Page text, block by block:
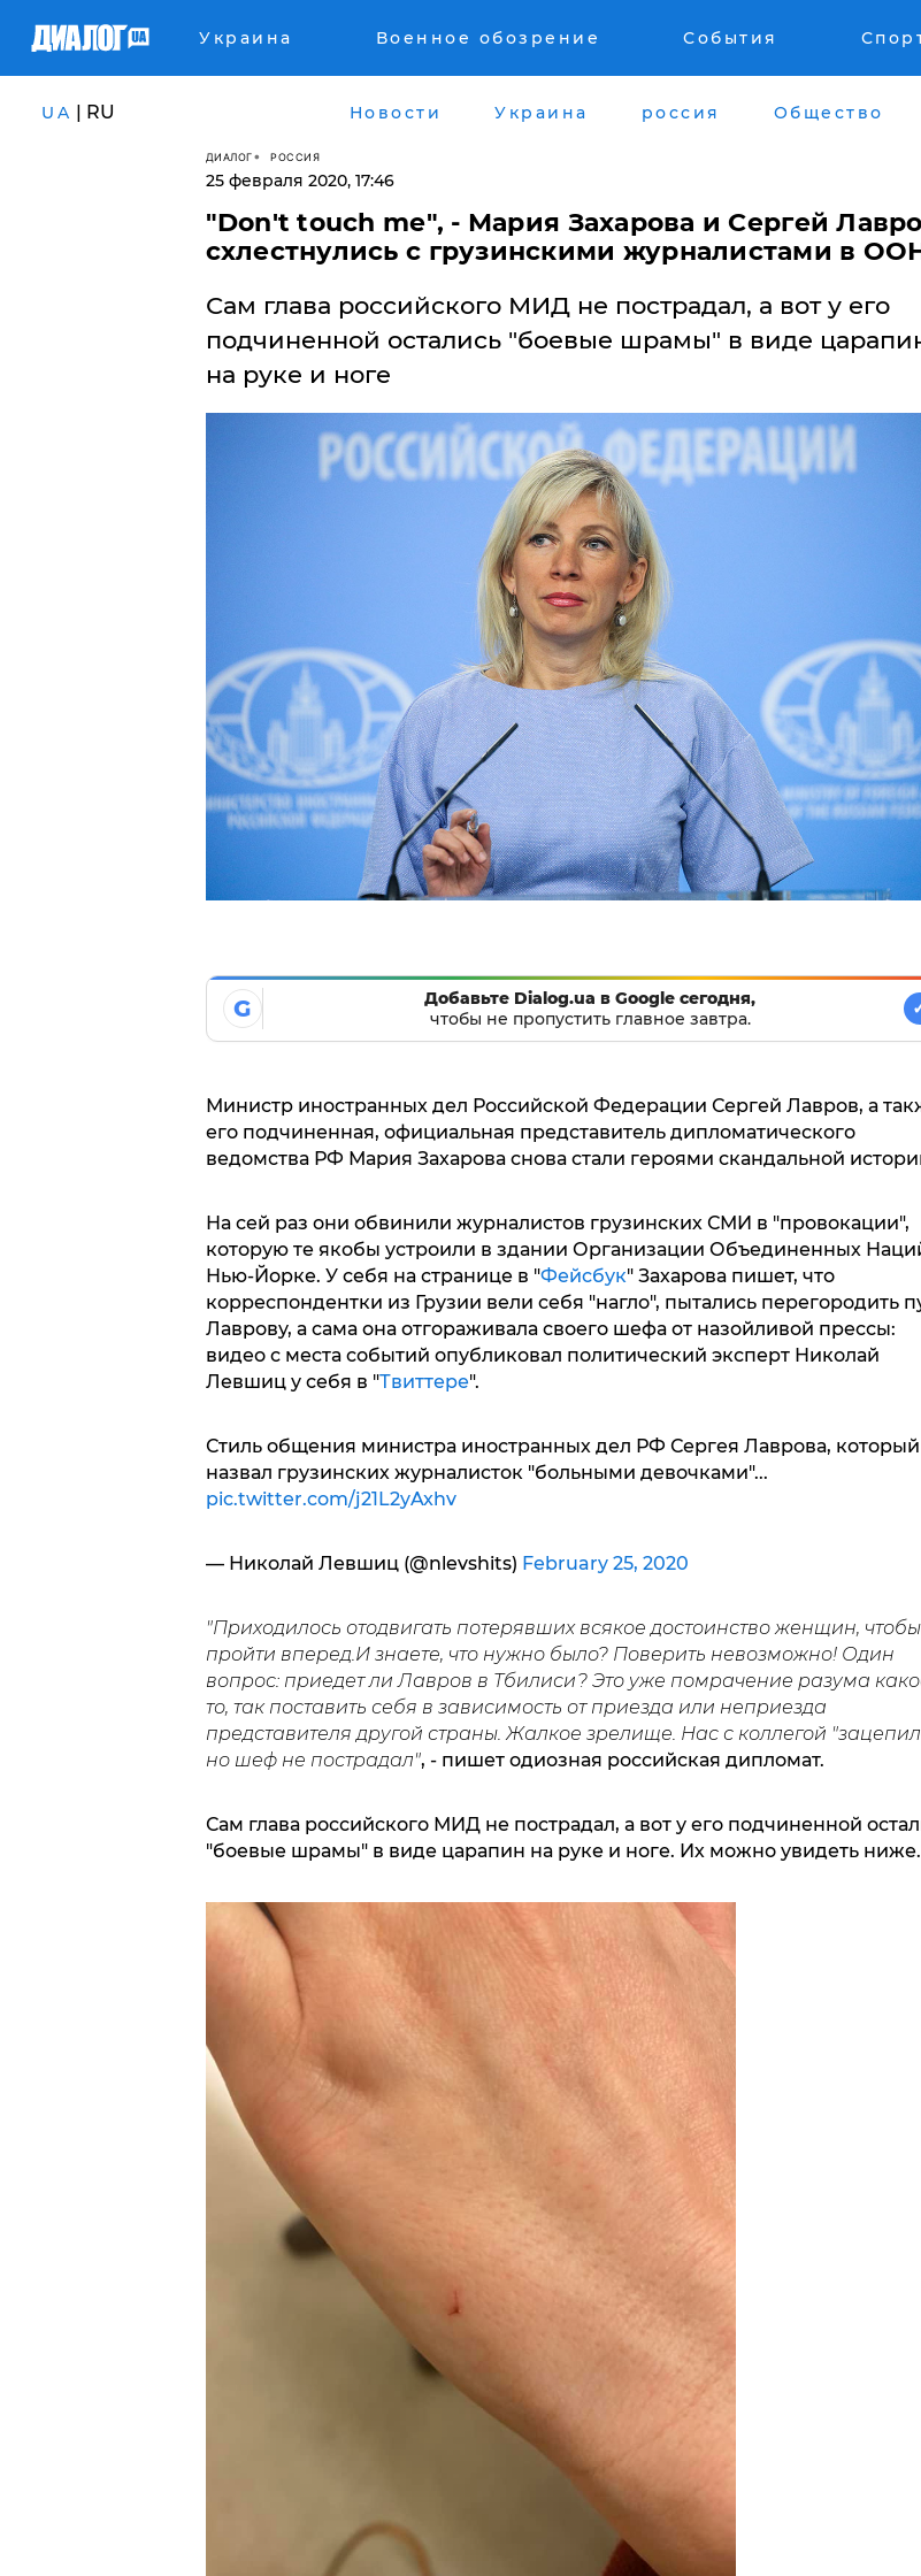
Украина Военное обозрение События
UA | RU Новости Украина россия Общество
ДИАЛОГ РОССИЯ
25 февраля 2020, 17:46
"Don't touch me", - Мария Захарова и Сергей
схлестнулись с грузинскими журналистами в
Сам глава российского МИД не пострадал, а вот у его
подчиненной остались "боевые шрамы" в виде
на руке и ноге
G
Добавьте Dialog.ua в Google сегодня,
чтобы не пропустить главное завтра.
Министр иностранных дел Российской Федерации Сергей Лавров, а
его подчиненная, официальная представитель дипломатического
ведомства РФ Мария Захарова снова стали героями скандальной
На сей раз они обвинили журналистов грузинских СМИ в "провокации",
которую те якобы устроили в здании Организации Объединенных
Нью-Йорке. У себя на странице в "Фейсбук" Захарова пишет, что
корреспондентки из Грузии вели себя "нагло", пытались перегородить
Лаврову, а сама она отгораживала своего шефа от назойливой прессы:
видео с места событий опубликовал политический эксперт Николай
Левшиц у себя в "Твиттере".
Стиль общения министра иностранных дел РФ Сергея Лаврова, который
назвал грузинских журналисток "больными девочками"...
pic.twitter.com/j21L2yAxhv
— Николай Левшиц (@nlevshits) February 25, 2020
"Приходилось отодвигать потерявших всякое достоинство женщин, чтобы
пройти вперед.И знаете, что нужно было? Поверить невозможно! Один
вопрос: приедет ли Лавров в Тбилиси? Это уже помрачение разума
то, так поставить себя в зависимость от приезда или неприезда
представителя другой страны. Жалкое зрелище. Нас с коллегой
но шеф не пострадал", - пишет одиозная российская дипломат.
Сам глава российского МИД не пострадал, а вот у его подчиненной
"боевые шрамы" в виде царапин на руке и ноге. Их можно увидеть ниже.